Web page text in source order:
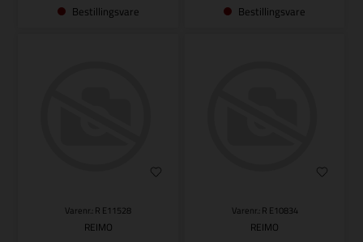
Bestillingsvare Bestillingsvare
Varenr.: R E11528
REIMO
Varenr.: R E10834
REIMO